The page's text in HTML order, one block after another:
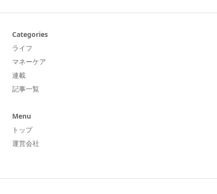
Categories
ライフ
マネーケア
連載
記事一覧
Menu
トップ
運営会社